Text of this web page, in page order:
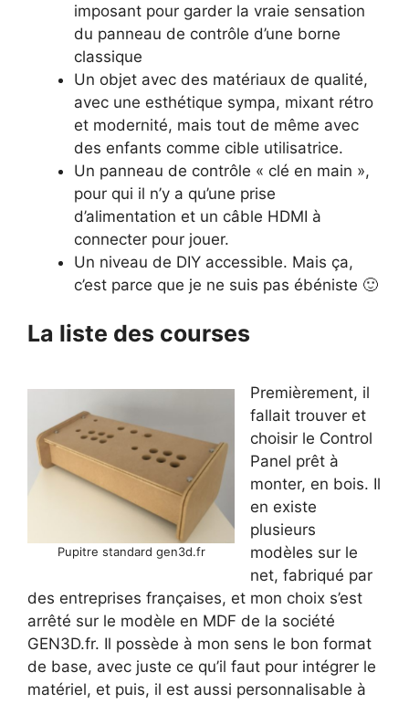
imposant pour garder la vraie sensation
du panneau de contrôle d’une borne
classique
Un objet avec des matériaux de qualité,
avec une esthétique sympa, mixant rétro
et modernité, mais tout de même avec
des enfants comme cible utilisatrice.
Un panneau de contrôle « clé en main »,
pour qui il n’y a qu’une prise
d’alimentation et un câble HDMI à
connecter pour jouer.
Un niveau de DIY accessible. Mais ça,
c’est parce que je ne suis pas ébéniste 🙂
La liste des courses
Pupitre standard gen3d.fr
Premièrement, il
fallait trouver et
choisir le Control
Panel prêt à
monter, en bois. Il
en existe
plusieurs
modèles sur le
net, fabriqué par
des entreprises françaises, et mon choix s’est
arrêté sur le modèle en MDF de la société
GEN3D.fr. Il possède à mon sens le bon format
de base, avec juste ce qu’il faut pour intégrer le
matériel, et puis, il est aussi personnalisable à